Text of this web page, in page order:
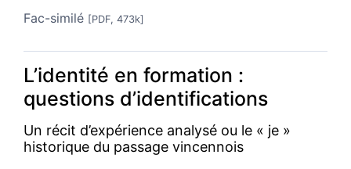
Fac-similé [PDF, 473k]
L’identité en formation :
questions d’identifications
Un récit d’expérience analysé ou le « je »
historique du passage vincennois